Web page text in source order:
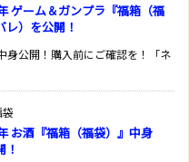
ゲーム＆ガンプラ『福箱（福
）を公開！
身公開！購入前にご確認を！「ネ
お酒『福箱（福袋）』中身
！